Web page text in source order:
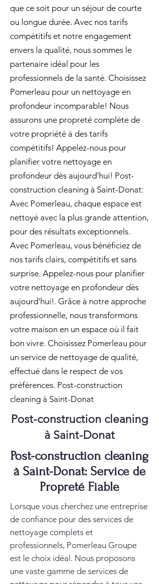
que ce soit pour un séjour de courte
ou longue durée. Avec nos tarifs
compétitifs et notre engagement
envers la qualité, nous sommes le
partenaire idéal pour les
professionnels de la santé. Choisissez
Pomerleau pour un nettoyage en
profondeur incomparable! Nous
assurons une propreté complète de
votre propriété à des tarifs
compétitifs! Appelez-nous pour
planifier votre nettoyage en
profondeur dès aujourd'hui! Post-
construction cleaning à Saint-Donat:
Avec Pomerleau, chaque espace est
nettoyé avec la plus grande attention,
pour des résultats exceptionnels.
Avec Pomerleau, vous bénéficiez de
nos tarifs clairs, compétitifs et sans
surprise. Appelez-nous pour planifier
votre nettoyage en profondeur dès
aujourd'hui!. Grâce à notre approche
professionnelle, nous transformons
votre maison en un espace où il fait
bon vivre. Choisissez Pomerleau pour
un service de nettoyage de qualité,
effectué dans le respect de vos
préférences. Post-construction
cleaning à Saint-Donat
Post-construction cleaning
à Saint-Donat
Post-construction cleaning
à Saint-Donat: Service de
Propreté Fiable
Lorsque vous cherchez une entreprise
de confiance pour des services de
nettoyage complets et
professionnels, Pomerleau Groupe
est le choix idéal. Nous proposons
une vaste gamme de services de